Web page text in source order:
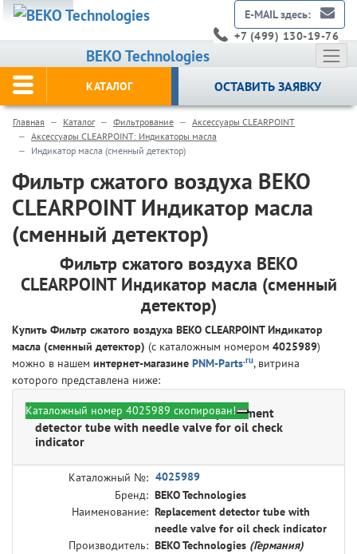
BEKO Technologies
E-MAIL здесь:
+7 (499) 130-19-76
КАТАЛОГ ОСТАВИТЬ ЗАЯВКУ
Главная Каталог Фильтрование
Аксессуары CLEARPOINT
Аксессуары CLEARPOINT: Индикаторы масла
Индикатор масла (сменный детектор)
Фильтр сжатого воздуха BEKO
CLEARPOINT Индикатор масла
(сменный детектор)
Фильтр сжатого воздуха BEKO
CLEARPOINT Индикатор масла (сменный
детектор)
Купить Фильтр сжатого воздуха BEKO CLEARPOINT Индикатор
масла (сменный детектор) (с каталожным номером 4025989)
можно в нашем интернет-магазине PNM-Parts.ru, витрина
которого представлена ниже:
BEKO Technologies 4025989 - Replacement
detector tube with needle valve for oil check
indicator
Каталожный №: 4025989
Бренд: BEKO Technologies
Наименование: Replacement detector tube with
needle valve for oil check indicator
Производитель: BEKO Technologies (Германия)
Каталожный номер 4025989 скопирован!